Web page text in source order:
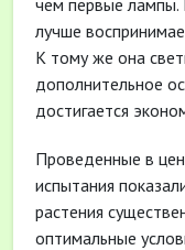
чем первые лампы.
лучше
К тому же она
дополнительное
достигается
Проведенные в
испытания
растения
оптимальные